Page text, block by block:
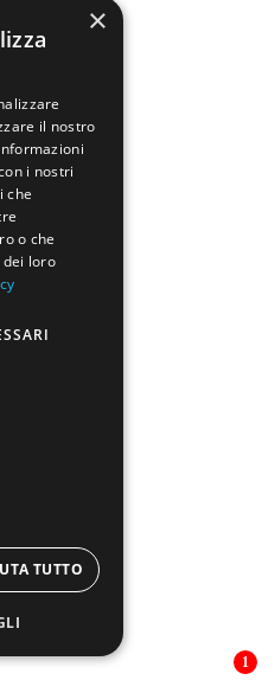
1
×
il nostro
i nostri
che
o che
dei loro
TUTTO